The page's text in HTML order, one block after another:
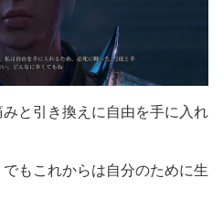
と引き換えに自由を手に入れ
もこれからは自分のために生